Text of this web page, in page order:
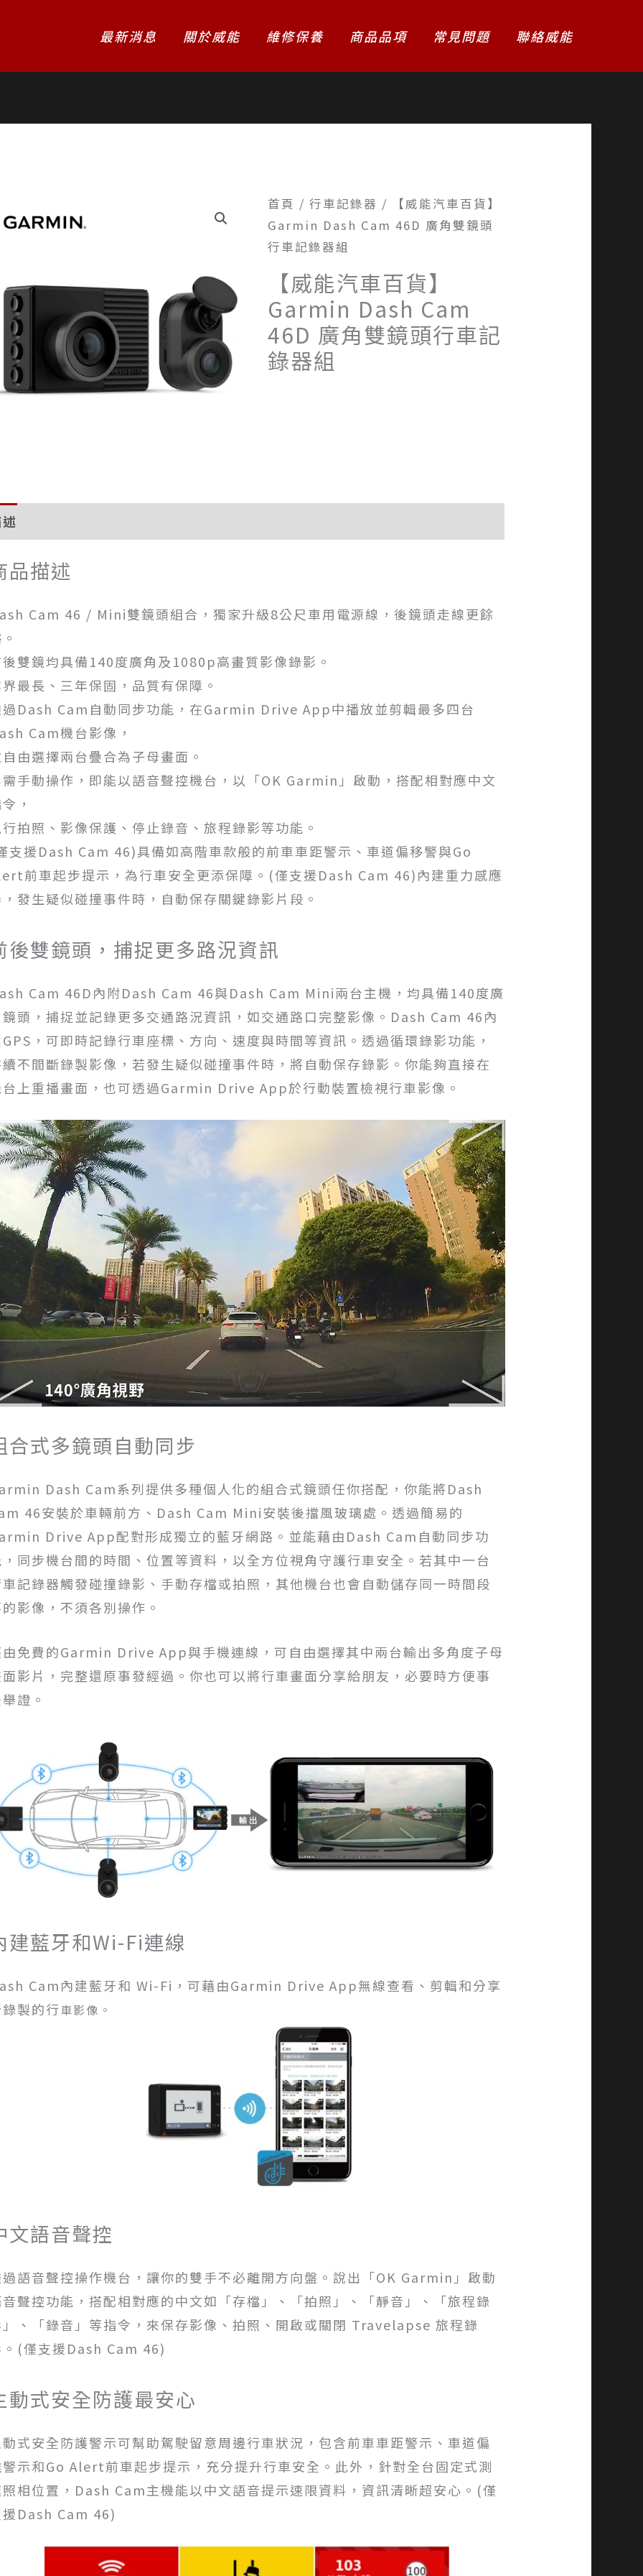
最新消息 關於威能 維修保養 商品品項 常見問題 聯絡威能
首頁 / 行車記錄器 / 【威能汽車百貨】
Garmin Dash Cam 46D 廣角雙鏡頭
行車記錄器組
【威能汽車百貨】
Garmin Dash Cam
46D 廣角雙鏡頭行車記
錄器組
品描述
Cam 46 / Mini雙鏡頭組合，獨家升級8公尺車用電源線，後鏡頭走線更餘
雙鏡均具備140度廣角及1080p高畫質影像錄影。
最長、三年保固，品質有保障。
Dash Cam自動同步功能，在Garmin Drive App中播放並剪輯最多四台
Cam機台影像，
由選擇兩台疊合為子母畫面。
手動操作，即能以語音聲控機台，以「OK Garmin」啟動，搭配相對應中文
，
拍照、影像保護、停止錄音、旅程錄影等功能。
支援Dash Cam 46)具備如高階車款般的前車車距警示、車道偏移警與Go
前車起步提示，為行車安全更添保障。(僅支援Dash Cam 46)內建重力感應
發生疑似碰撞事件時，自動保存關鍵錄影片段。
後雙鏡頭，捕捉更多路況資訊
Cam 46D內附Dash Cam 46與Dash Cam Mini兩台主機，均具備140度廣
頭，捕捉並記錄更多交通路況資訊，如交通路口完整影像。Dash Cam 46內
，可即時記錄行車座標、方向、速度與時間等資訊。透過循環錄影功能，
不間斷錄製影像，若發生疑似碰撞事件時，將自動保存錄影。你能夠直接在
上重播畫面，也可透過Garmin Drive App於行動裝置檢視行車影像。
合式多鏡頭自動同步
Dash Cam系列提供多種個人化的組合式鏡頭任你搭配，你能將Dash
46安裝於車輛前方、Dash Cam Mini安裝後擋風玻璃處。透過簡易的
Drive App配對形成獨立的藍牙網路。並能藉由Dash Cam自動同步功
同步機台間的時間、位置等資料，以全方位視角守護行車安全。若其中一台
記錄器觸發碰撞錄影、手動存檔或拍照，其他機台也會自動儲存同一時間段
影像，不須各別操作。
免費的Garmin Drive App與手機連線，可自由選擇其中兩台輸出多角度子母
影片，完整還原事發經過。你也可以將行車畫面分享給朋友，必要時方便事
證。
建藍牙和Wi-Fi連線
Cam內建藍牙和 Wi-Fi，可藉由Garmin Drive App無線查看、剪輯和分享
製的行車影像。
文語音聲控
語音聲控操作機台，讓你的雙手不必離開方向盤。說出「OK Garmin」啟動
聲控功能，搭配相對應的中文如「存檔」、「拍照」、「靜音」、「旅程錄
、「錄音」等指令，來保存影像、拍照、開啟或關閉 Travelapse 旅程錄
。(僅支援Dash Cam 46)
動式安全防護最安心
式安全防護警示可幫助駕駛留意周邊行車狀況，包含前車車距警示、車道偏
示和Go Alert前車起步提示，充分提升行車安全。此外，針對全台固定式測
相位置，Dash Cam主機能以中文語音提示速限資料，資訊清晰超安心。(僅
援Dash Cam 46)